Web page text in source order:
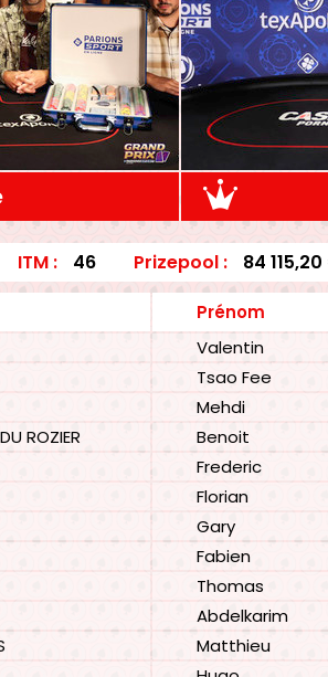
ITM : 46 Prizepool : 84
Prénom
Valentin
Tsao Fee
Mehdi
ROZIER Benoit
Frederic
Florian
Gary
Fabien
Thomas
Abdelkarim
Matthieu